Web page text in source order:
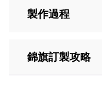
製作過程
錦旗訂製攻略